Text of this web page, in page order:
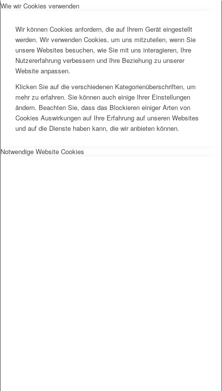
Wie wir Cookies verwenden
Wir können Cookies anfordern, die auf Ihrem Gerät eingestellt
werden. Wir verwenden Cookies, um uns mitzuteilen, wenn Sie
unsere Websites besuchen, wie Sie mit uns interagieren, Ihre
Nutzererfahrung verbessern und Ihre Beziehung zu unserer
Website anpassen.
Klicken Sie auf die verschiedenen Kategorienüberschriften, um
mehr zu erfahren. Sie können auch einige Ihrer Einstellungen
ändern. Beachten Sie, dass das Blockieren einiger Arten von
Cookies Auswirkungen auf Ihre Erfahrung auf unseren Websites
und auf die Dienste haben kann, die wir anbieten können.
Notwendige Website Cookies